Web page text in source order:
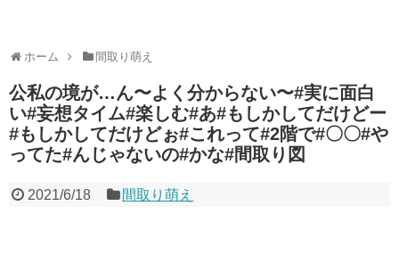
ホーム 間取り萌え
公私の境が…ん〜よく分からない〜#実に面白
い#妄想タイム#楽しむ#あ#もしかしてだけどー
#もしかしてだけどぉ#これって#2階で#〇〇#や
ってた#んじゃないの#かな#間取り図
2021/6/18 間取り萌え